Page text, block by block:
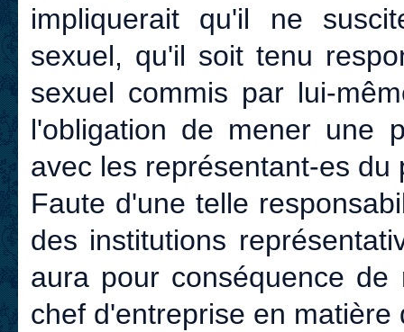
impliquerait qu'il ne
sexuel, qu'il soit tenu
sexuel commis par lui-
l'obligation de mener une
avec les représentant-es du
Faute d'une telle
des institutions
aura pour conséquence
chef d'entreprise en matière